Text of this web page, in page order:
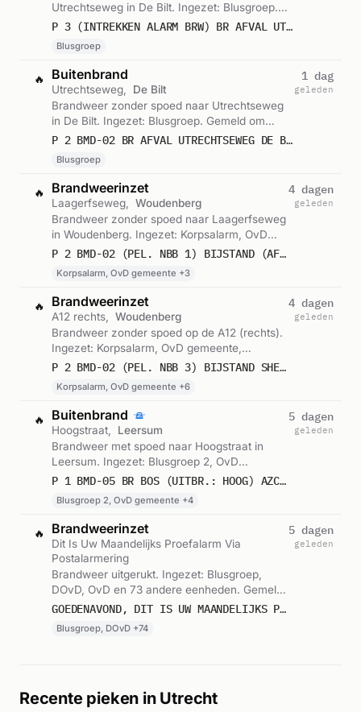
Utrechtseweg in De Bilt. Ingezet: Blusgroep.
Gemeld om 21:43.
P 3 (INTREKKEN ALARM BRW) BR AFVAL UTRECHTSEWEG DE BILT
Blusgroep
🔥 Buitenbrand
Utrechtseweg,
De Bilt
Brandweer zonder spoed naar Utrechtseweg
in De Bilt. Ingezet: Blusgroep. Gemeld om
21:41.
P 2 BMD-02 BR AFVAL UTRECHTSEWEG DE BILT 090831
Blusgroep
1 dag
geleden
🔥 Brandweerinzet
Laagerfseweg, Woudenberg
Brandweer zonder spoed naar Laagerfseweg
in Woudenberg. Ingezet: Korpsalarm, OvD
gemeente, Korpsalarm en 2 andere
P 2 BMD-02 (PEL. NBB 1) BIJSTAND (AFLOSSING) SHELL THANKSTATION BLOEMHEUVEL LAAGERFSEWEG WOUDENBERG 095244 096444 099944 090344
Korpsalarm, OvD gemeente +3
4 dagen
geleden
🔥 Brandweerinzet
A12 rechts, Woudenberg
Brandweer zonder spoed op de A12 (rechts).
Ingezet: Korpsalarm, OvD gemeente,
Blusgroep 1 en 5 andere eenheden. GemeldP 2 BMD-02 (PEL. NBB 3) BIJSTAND SHELL THANKSTATION BLOEMHEUVEL BST A12 RE - BLOEMH WOUDENBERG 098494 096444 095244 090344 099944 099089
Korpsalarm, OvD gemeente +6
4 dagen
geleden
🔥 Buitenbrand
Hoogstraat,
Leersum
Brandweer met spoed naar Hoogstraat in
Leersum. Ingezet: Blusgroep 2, OvD
gemeente, Blusgroep 1 en 3 andere
P 1 BMD-05 BR BOS (UITBR.: HOOG) AZC LEERSUM HOOGSTRAAT LEERSUM 098494 095244 095044
Blusgroep 2, OvD gemeente +4
5 dagen
geleden
🔥 Brandweerinzet
Dit Is Uw Maandelijks Proefalarm Via
Postalarmering
Brandweer uitgerukt. Ingezet: Blusgroep,
DOvD, OvD en 73 andere eenheden. Gemeld
om 19:00.
GOEDENAVOND, DIT IS UW MAANDELIJKS PROEFALARM VIA POSTALARMERING VANUIT DE MELDKAMER MIDDEN-NEDERLAND.
Blusgroep, DOvD +74
5 dagen
geleden
Recente pieken in Utrecht